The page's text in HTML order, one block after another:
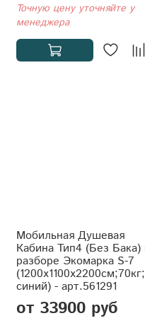
Точную цену уточняйте у
менеджера
Мобильная Душевая
Кабина Тип4 (Без Бака) в
разборе Экомарка S-7
(1200x1100x2200см;70кг;
синий) - арт.561291
от 33900 руб